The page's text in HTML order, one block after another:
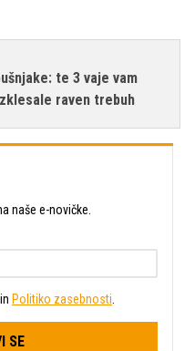
te 3 vaje vam
raven trebuh
naše e-novičke.
in Politiko zasebnosti.
SE